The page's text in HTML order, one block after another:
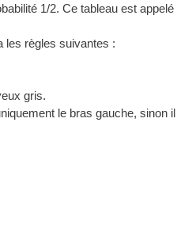
1/2. Ce tableau est
les règles suivantes :
gris.
le bras gauche, sinon